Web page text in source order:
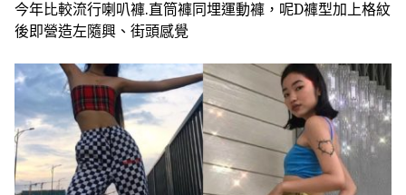
今年比較流行喇叭褲.直筒褲同埋運動褲，呢D褲型加上格紋
後即營造左隨興、街頭感覺